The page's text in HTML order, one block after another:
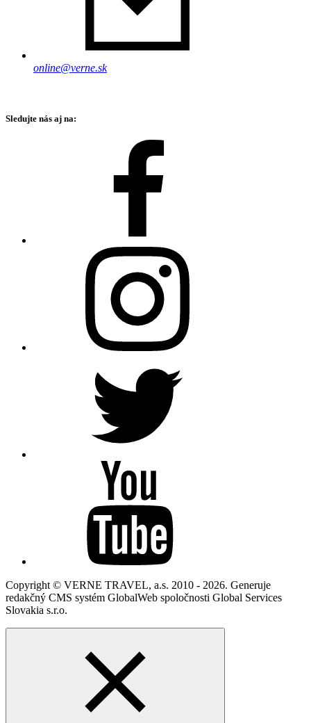
online@verne.sk
Sledujte nás aj na:
Copyright © VERNE TRAVEL, a.s. 2010 - 2026. Generuje
redakčný CMS systém GlobalWeb spoločnosti Global Services
Slovakia s.r.o.